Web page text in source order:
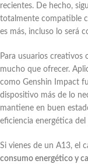
recientes. De hecho,
totalmente compatible
es más, incluso lo será
Para usuarios creativos
mucho que ofrecer.
como Genshin Impact
dispositivo más de lo
mantiene en buen
eficiencia energética del
Si vienes de un A13, el
consumo energético y